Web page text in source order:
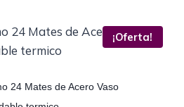
¡Oferta!
24 Mates de Acero Vaso